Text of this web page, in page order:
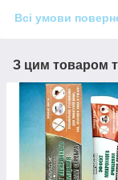
Всі умови
З цим товаром